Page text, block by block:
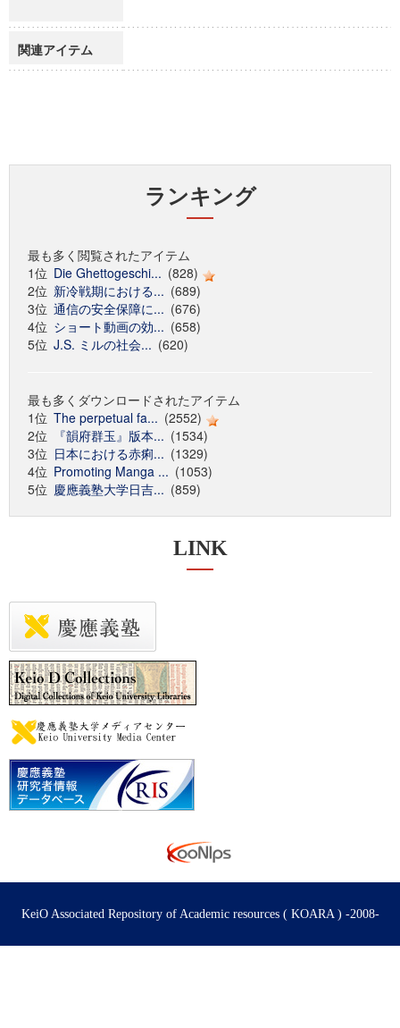
関連アイテム
ランキング
最も多く閲覧されたアイテム
1位 Die Ghettogeschi... (828)
2位 新冷戦期における... (689)
3位 通信の安全保障に... (676)
4位 ショート動画の効... (658)
5位 J.S. ミルの社会... (620)
最も多くダウンロードされたアイテム
1位 The perpetual fa... (2552)
2位
『韻府群玉』版本... (1534)
3位 日本における赤痢... (1329)
4位 Promoting Manga ... (1053)
5位 慶應義塾大学日吉... (859)
LINK
KeiO Associated Repository of Academic resources ( KOARA ) -2008-